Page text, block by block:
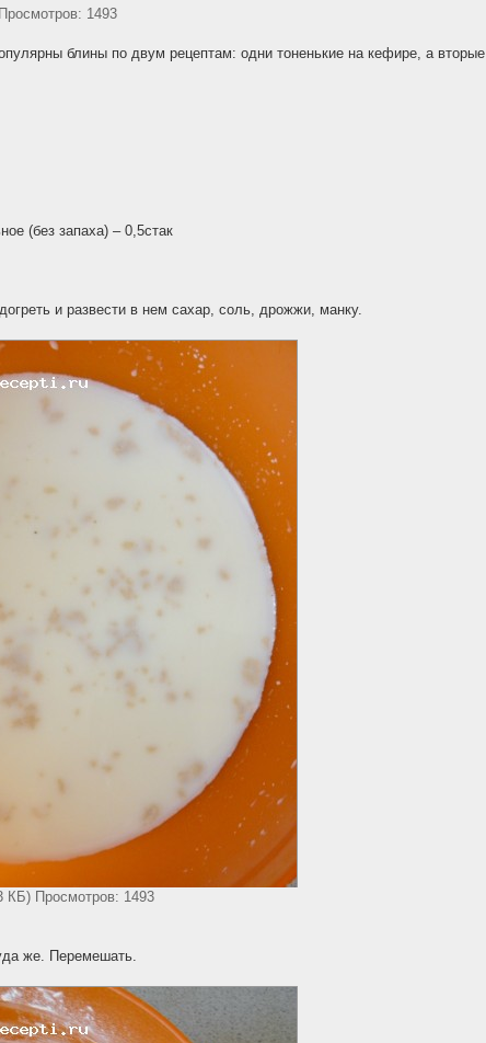
1493
блины по двум рецептам: одни тоненькие на кефире, а вторые
(без запаха) – 0,5стак
и развести в нем сахар, соль, дрожжи, манку.
КБ) Просмотров: 1493
же. Перемешать.